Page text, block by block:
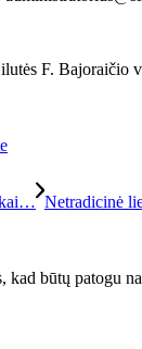
F. Bajoraičio
Netradicinė
kad būtų patogu